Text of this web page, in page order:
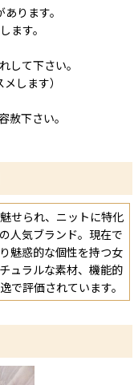
ります。
めします。
て下さい。
します）
下さい。
せられ、ニットに特化
人気ブランド。現在で
魅惑的な個性を持つ女
ュラルな素材、機能的
で評価されています。